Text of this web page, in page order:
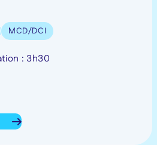
MCD/DCI
: 3h30